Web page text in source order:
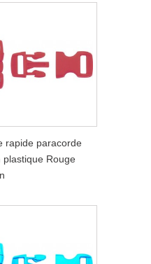
rapide paracorde
plastique Rouge